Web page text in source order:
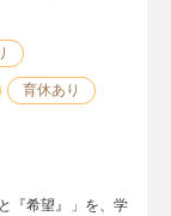
育休あり
『希望』」を、学